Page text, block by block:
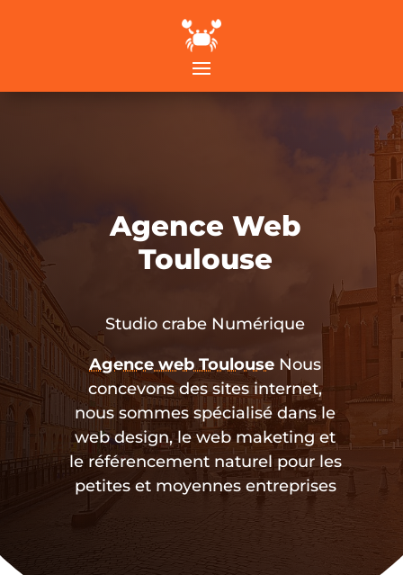
Agence Web
Toulouse
Studio crabe Numérique
Agence web Toulouse Nous
concevons des sites internet,
nous sommes spécialisé dans le
web design, le web maketing et
le référencement naturel pour les
petites et moyennes entreprises